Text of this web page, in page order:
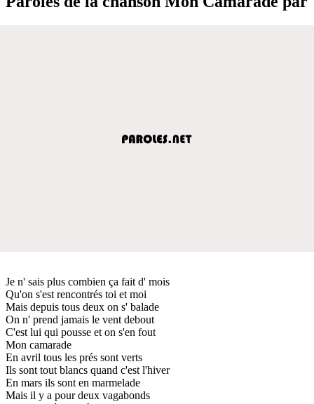
Je n' sais plus combien ça fait d' mois
Qu'on s'est rencontrés toi et moi
Mais depuis tous deux on s' balade
On n' prend jamais le vent debout
C'est lui qui pousse et on s'en fout
Mon camarade
En avril tous les prés sont verts
Ils sont tout blancs quand c'est l'hiver
En mars ils sont en marmelade
Mais il y a pour deux vagabonds